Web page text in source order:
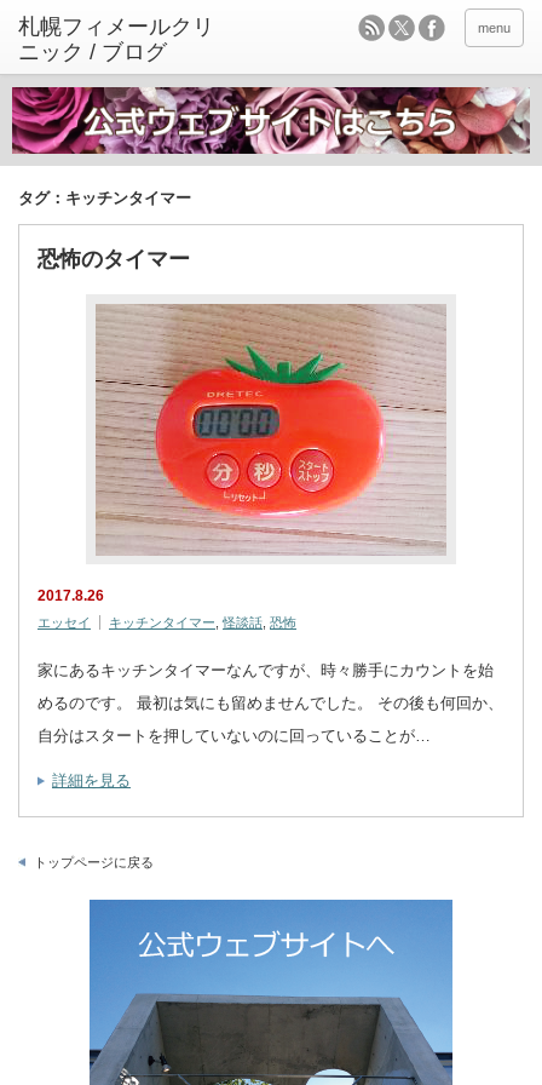
menu
タグ：キッチンタイマー
恐怖のタイマー
2017.8.26
エッセイ キッチンタイマー ,怪談話 恐怖
家にあるキッチンタイマーなんですが、時々勝手にカウントを始
めるのです。 最初は気にも留めませんでした。 その後も何回か、
自分はスタートを押していないのに回っていることが…
詳細を見る
トップページに戻る